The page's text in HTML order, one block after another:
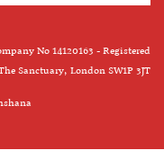
No 14120163 - Registered
Sanctuary, London SW1P 3JT